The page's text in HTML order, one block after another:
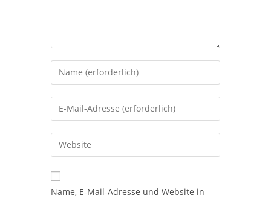
Gib
deinen
Namen
oder
zum
Kommentieren
ein
Gib
deine
E-
Mail-
zum
Kommentieren
Gib
deine
Website-
URL
Name, E-Mail-Adresse und Website in